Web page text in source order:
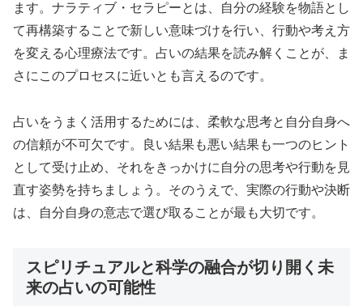
ます。ナラティブ・セラピーとは、自分の経験を物語とし
て再構築することで新しい意味づけを行い、行動や考え方
を変える心理療法です。占いの結果を読み解くことが、ま
さにこのプロセスに近いとも言えるのです。
占いをうまく活用するためには、柔軟な思考と自分自身へ
の信頼が不可欠です。良い結果も悪い結果も一つのヒント
として受け止め、それをきっかけに自分の思考や行動を見
直す姿勢を持ちましょう。そのうえで、実際の行動や決断
は、自分自身の意志で選び取ることが最も大切です。
スピリチュアルと科学の融合が切り開く未
来の占いの可能性